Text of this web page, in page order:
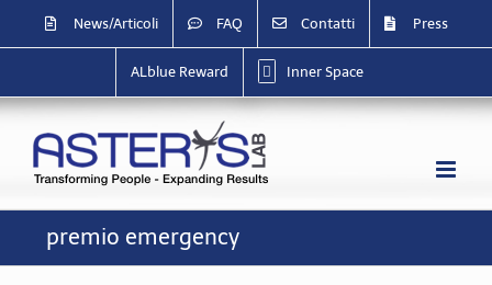
contenuto
News/Articoli FAQ Contatti Press
ALblue Reward Inner Space
premio emergency